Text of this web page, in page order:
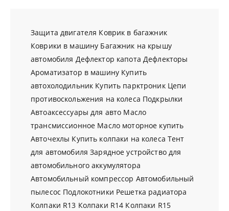
Защита двигателя Коврик в багажник
Коврики в машину Багажник на крышу
автомобиля Дефлектор капота Дефлекторы
Ароматизатор в машину Купить
автохолодильник Купить парктроник Цепи
противоскольжения на колеса Подкрылки
Автоаксессуары для авто Масло
трансмиссионное Масло моторное купить
Авточехлы Купить колпаки на колеса Тент
для автомобиля Зарядное устройство для
автомобильного аккумулятора
Автомобильный компрессор Автомобильный
пылесос Подлокотники Решетка радиатора
Колпаки R13 Колпаки R14 Колпаки R15